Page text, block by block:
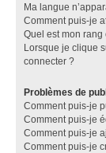
Ma langue
Comment puis-je
Quel est mon
Lorsque je clique
connecter ?
Problèmes de
Comment puis-je
Comment puis-je
Comment puis-je
Comment puis-je